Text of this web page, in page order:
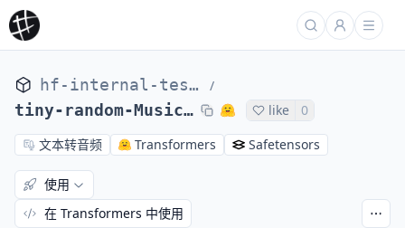
hf-internal-testing /
tiny-random-MusicgenMelodyForConditionalGeneration like
0
文本转音频
Transformers Safetensors
使用
在 Transformers 中使用